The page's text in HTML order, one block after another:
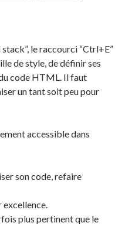
le raccourci “Ctrl+E”
de style, de définir ses
code HTML. Il faut
un tant soit peu pour
accessible dans
son code, refaire
excellence.
plus pertinent que le